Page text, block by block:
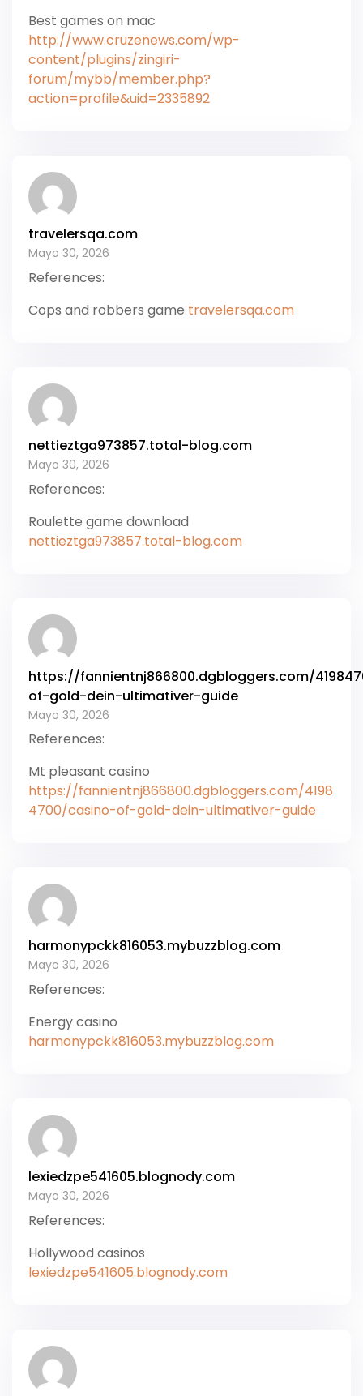
Best games on mac
http://www.cruzenews.com/wp-
content/plugins/zingiri-
forum/mybb/member.php?
action=profile&uid=2335892
travelersqa.com
Mayo 30, 2026
References:
Cops and robbers game travelersqa.com
nettieztga973857.total-blog.com
Mayo 30, 2026
References:
Roulette game download
nettieztga973857.total-blog.com
https://fannientnj866800.dgbloggers.com/
of-gold-dein-ultimativer-guide
Mayo 30, 2026
References:
Mt pleasant casino
https://fannientnj866800.dgbloggers.com/4198
4700/casino-of-gold-dein-ultimativer-guide
harmonypckk816053.mybuzzblog.com
Mayo 30, 2026
References:
Energy casino
harmonypckk816053.mybuzzblog.com
lexiedzpe541605.blognody.com
Mayo 30, 2026
References:
Hollywood casinos
lexiedzpe541605.blognody.com